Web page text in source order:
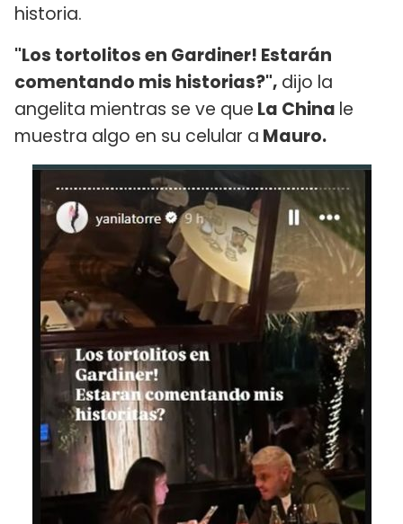
historia.
"Los tortolitos en Gardiner! Estarán
comentando mis historias?", dijo la
angelita mientras se ve que La China le
muestra algo en su celular a Mauro.